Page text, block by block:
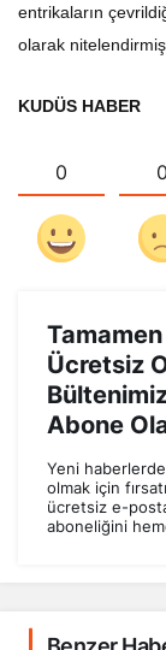
entrikaların
olarak
KUDÜS HABER
0 0
Tamamen
Ücretsiz
Abone
Yeni
olmak için
ücretsiz e-
aboneliğini